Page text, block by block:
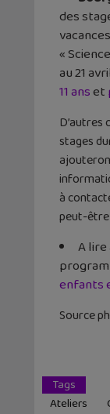
des
«
au 21
11 anset
D’autres
stages
à
peut-
A
enfants
Source
Tags
Ateliers